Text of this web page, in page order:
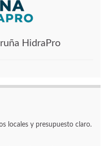
HidraPro
locales y presupuesto claro.